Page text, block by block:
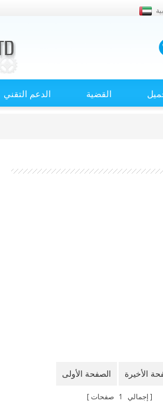
الدعم التقني القضية
الصفحة الأولى الأخيرة
إجمالي 1 صفحات